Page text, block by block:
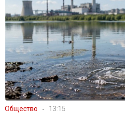
Общество 13:15